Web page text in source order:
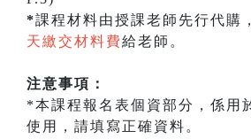
*課程材料由授課老師先行代購
天繳交材料費給老師。
注意事項：
*本課程報名表個資部分，係用
使用，請填寫正確資料。